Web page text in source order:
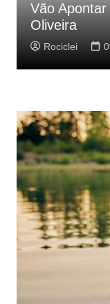
Vão
Oliveira
Rociclei